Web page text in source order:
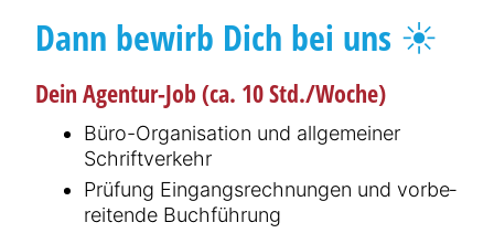
Dann bewirb Dich bei uns ☀️
Dein Agentur-Job (ca. 10 Std./Woche)
Büro-Organi­sation und allgemeiner
Schrift­verkehr
Prüfung Eingangs­rech­nungen und vorbe­
rei­tende Buchführung